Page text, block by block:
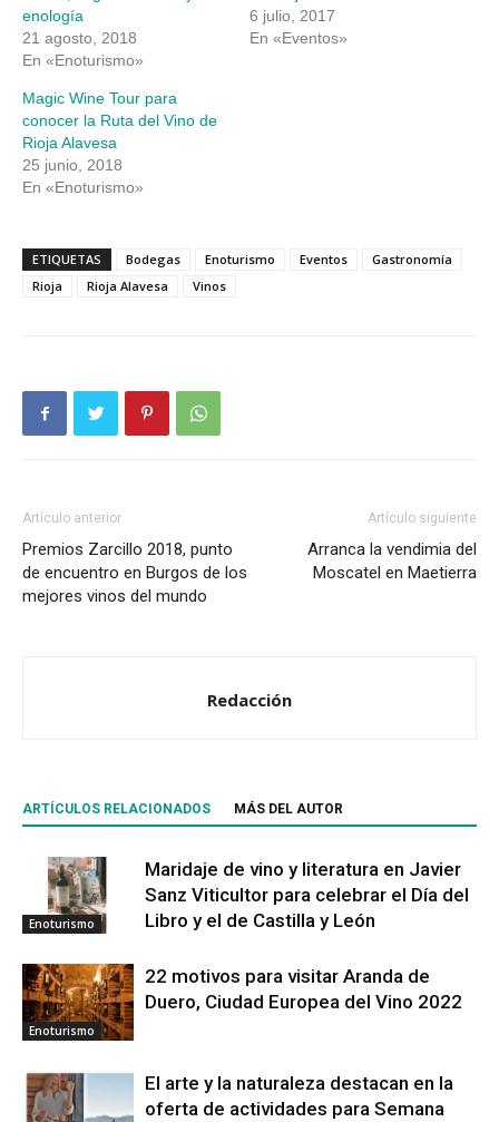
enología
21 agosto, 2018
En «Enoturismo»
6 julio, 2017
En «Eventos»
Magic Wine Tour para
conocer la Ruta del Vino de
Rioja Alavesa
25 junio, 2018
En «Enoturismo»
ETIQUETAS Bodegas Enoturismo Eventos
Gastronomía
Rioja
Rioja Alavesa Vinos
Artículo anterior
Premios Zarcillo 2018, punto
de encuentro en Burgos de los
mejores vinos del mundo
Artículo siguiente
Arranca la vendimia del
Moscatel en Maetierra
Redacción
ARTÍCULOS RELACIONADOS MÁS DEL AUTOR
Enoturismo
Maridaje de vino y literatura en Javier
Sanz Viticultor para celebrar el Día del
Libro y el de Castilla y León
Enoturismo
22 motivos para visitar Aranda de
Duero, Ciudad Europea del Vino 2022
El arte y la naturaleza destacan en la
oferta de actividades para Semana